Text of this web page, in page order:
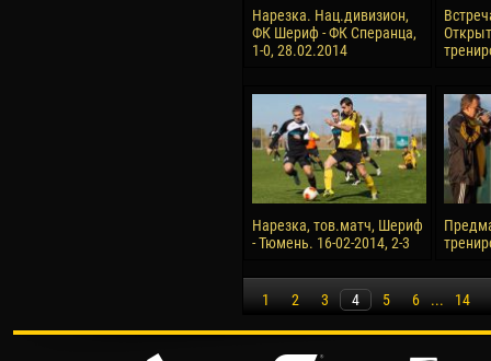
Нарезка. Нац.дивизион,
ФК Шериф - ФК Сперанца,
1-0, 28.02.2014
Нарезка, тов.матч, Шериф
- Тюмень. 16-02-2014, 2-3
1 2 3 4 5 6 ... 14